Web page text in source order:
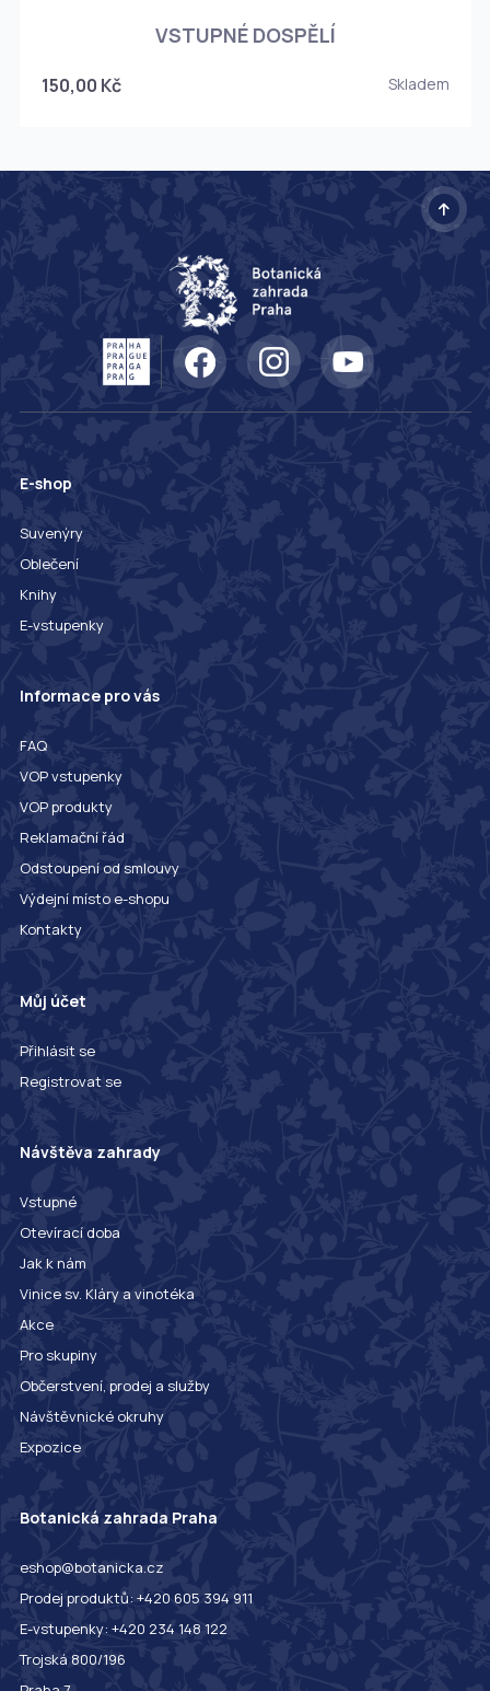
VSTUPNÉ DOSPĚLÍ
150,00 Kč Skladem
E-shop
Suvenýry
Oblečení
Knihy
E-vstupenky
Informace pro vás
FAQ
VOP vstupenky
VOP produkty
Reklamační řád
Odstoupení od smlouvy
Výdejní místo e-shopu
Kontakty
Můj účet
Přihlásit se
Registrovat se
Návštěva zahrady
Vstupné
Otevírací doba
Jak k nám
Vinice sv. Kláry a vinotéka
Akce
Pro skupiny
Občerstvení, prodej a služby
Návštěvnické okruhy
Expozice
Botanická zahrada Praha
eshop@botanicka.cz
Prodej produktů: +420 605 394 911
E-vstupenky: +420 234 148 122
Trojská 800/196